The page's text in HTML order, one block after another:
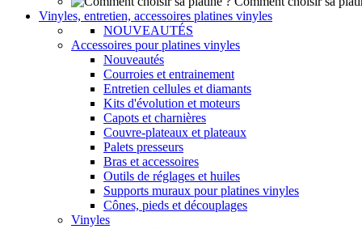
Vinyles, entretien, accessoires platines vinyles
NOUVEAUTÉS
Accessoires pour platines vinyles
Nouveautés
Courroies et entrainement
Entretien cellules et diamants
Kits d'évolution et moteurs
Capots et charnières
Couvre-plateaux et plateaux
Palets presseurs
Bras et accessoires
Outils de réglages et huiles
Supports muraux pour platines vinyles
Cônes, pieds et découplages
Vinyles